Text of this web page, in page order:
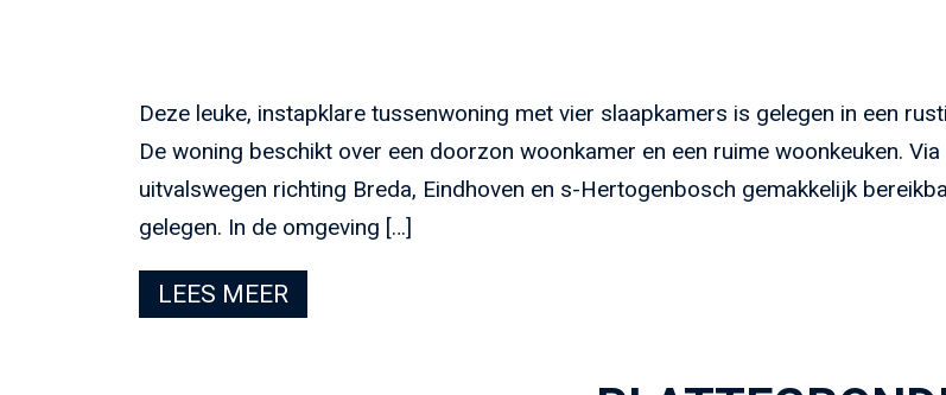
Deze leuke, instapklare tussenwoning met vier slaapkamers is gelegen in een
De woning beschikt over een doorzon woonkamer en een ruime woonkeuken.
uitvalswegen richting Breda, Eindhoven en s-Hertogenbosch gemakkelijk
gelegen. In de omgeving […]
LEES MEER